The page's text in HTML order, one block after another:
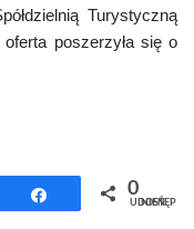
Turystyczną
poszerzyła się o
Udostępnij
0
UDOSTĘPNIEŃ